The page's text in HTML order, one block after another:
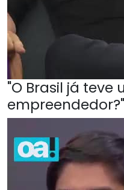
"O Brasil já teve
empreendedor?"